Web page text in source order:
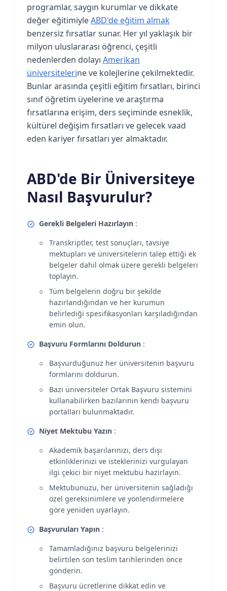
programlar, saygın kurumlar ve dikkate
değer eğitimiyleABD'de eğitim almak
benzersiz fırsatlar sunar. Her yıl yaklaşık bir
milyon uluslararası öğrenci, çeşitli
nedenlerden dolayı Amerikan
üniversitelerine ve kolejlerine çekilmektedir.
Bunlar arasında çeşitli eğitim fırsatları, birinci
sınıf öğretim üyelerine ve araştırma
fırsatlarına erişim, ders seçiminde esneklik,
kültürel değişim fırsatları ve gelecek vaad
eden kariyer fırsatları yer almaktadır.
ABD'de Bir Üniversiteye
Nasıl Başvurulur?
Gerekli Belgeleri Hazırlayın :
Transkriptler, test sonuçları, tavsiye
mektupları ve üniversitelerin talep ettiği ek
belgeler dahil olmak üzere gerekli belgeleri
toplayın.
Tüm belgelerin doğru bir şekilde
hazırlandığından ve her kurumun
belirlediği spesifikasyonları karşıladığından
emin olun.
Başvuru Formlarını Doldurun :
Başvurduğunuz her üniversitenin başvuru
formlarını doldurun.
Bazı üniversiteler Ortak Başvuru sistemini
kullanabilirken bazılarının kendi başvuru
portalları bulunmaktadır.
Niyet Mektubu Yazın :
Akademik başarılarınızı, ders dışı
etkinliklerinizi ve isteklerinizi vurgulayan
ilgi çekici bir niyet mektubu hazırlayın.
Mektubunuzu, her üniversitenin sağladığı
özel gereksinimlere ve yönlendirmelere
göre yeniden uyarlayın.
Başvuruları Yapın :
Tamamladığınız başvuru belgelerinizi
belirtilen son teslim tarihlerinden önce
gönderin.
Başvuru ücretlerine dikkat edin ve